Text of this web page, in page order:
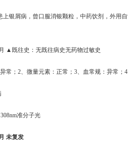
屑病，曾口服消银颗粒，中药饮剂，外用自
既往史：无既往病史无药物过敏史
；2、微量元素：正常；3、血常规：异常；4
准分子光
未复发